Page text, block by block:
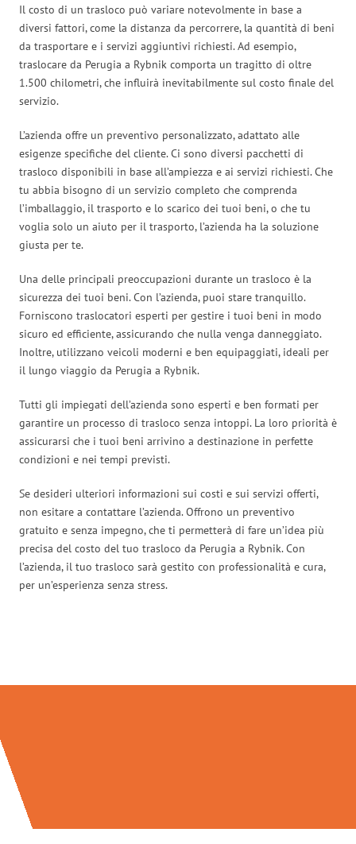
Il costo di un trasloco può variare notevolmente in base a
diversi fattori, come la distanza da percorrere, la quantità di beni
da trasportare e i servizi aggiuntivi richiesti. Ad esempio,
traslocare da Perugia a Rybnik comporta un tragitto di oltre
1.500 chilometri, che influirà inevitabilmente sul costo finale del
servizio.
L’azienda offre un preventivo personalizzato, adattato alle
esigenze specifiche del cliente. Ci sono diversi pacchetti di
trasloco disponibili in base all’ampiezza e ai servizi richiesti. Che
tu abbia bisogno di un servizio completo che comprenda
l’imballaggio, il trasporto e lo scarico dei tuoi beni, o che tu
voglia solo un aiuto per il trasporto, l’azienda ha la soluzione
giusta per te.
Una delle principali preoccupazioni durante un trasloco è la
sicurezza dei tuoi beni. Con l’azienda, puoi stare tranquillo.
Forniscono traslocatori esperti per gestire i tuoi beni in modo
sicuro ed efficiente, assicurando che nulla venga danneggiato.
Inoltre, utilizzano veicoli moderni e ben equipaggiati, ideali per
il lungo viaggio da Perugia a Rybnik.
Tutti gli impiegati dell’azienda sono esperti e ben formati per
garantire un processo di trasloco senza intoppi. La loro priorità è
assicurarsi che i tuoi beni arrivino a destinazione in perfette
condizioni e nei tempi previsti.
Se desideri ulteriori informazioni sui costi e sui servizi offerti,
non esitare a contattare l’azienda. Offrono un preventivo
gratuito e senza impegno, che ti permetterà di fare un’idea più
precisa del costo del tuo trasloco da Perugia a Rybnik. Con
l’azienda, il tuo trasloco sarà gestito con professionalità e cura,
per un’esperienza senza stress.